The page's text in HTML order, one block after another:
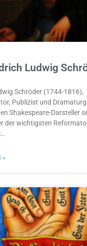
Ludwig
Schröder (1744-1816),
Publizist und
Shakespeare-Darsteller
der wichtigsten
»